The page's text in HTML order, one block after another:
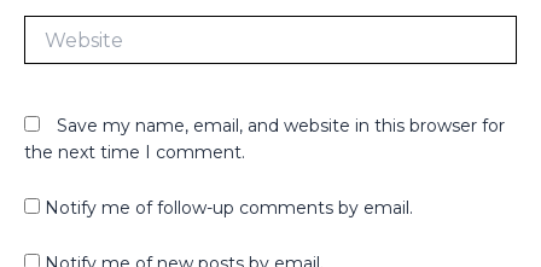
Website
Save my name, email, and website in this browser for
the next time I comment.
Notify me of follow-up comments by email.